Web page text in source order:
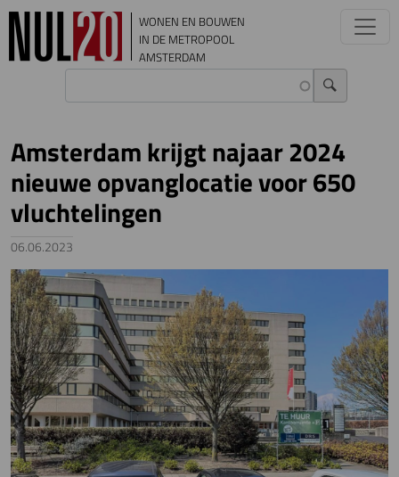
Overslaan en naar de inhoud gaan
WONEN EN BOUWEN
IN DE METROPOOL
AMSTERDAM
Amsterdam krijgt najaar 2024
nieuwe opvanglocatie voor 650
vluchtelingen
06.06.2023
Image